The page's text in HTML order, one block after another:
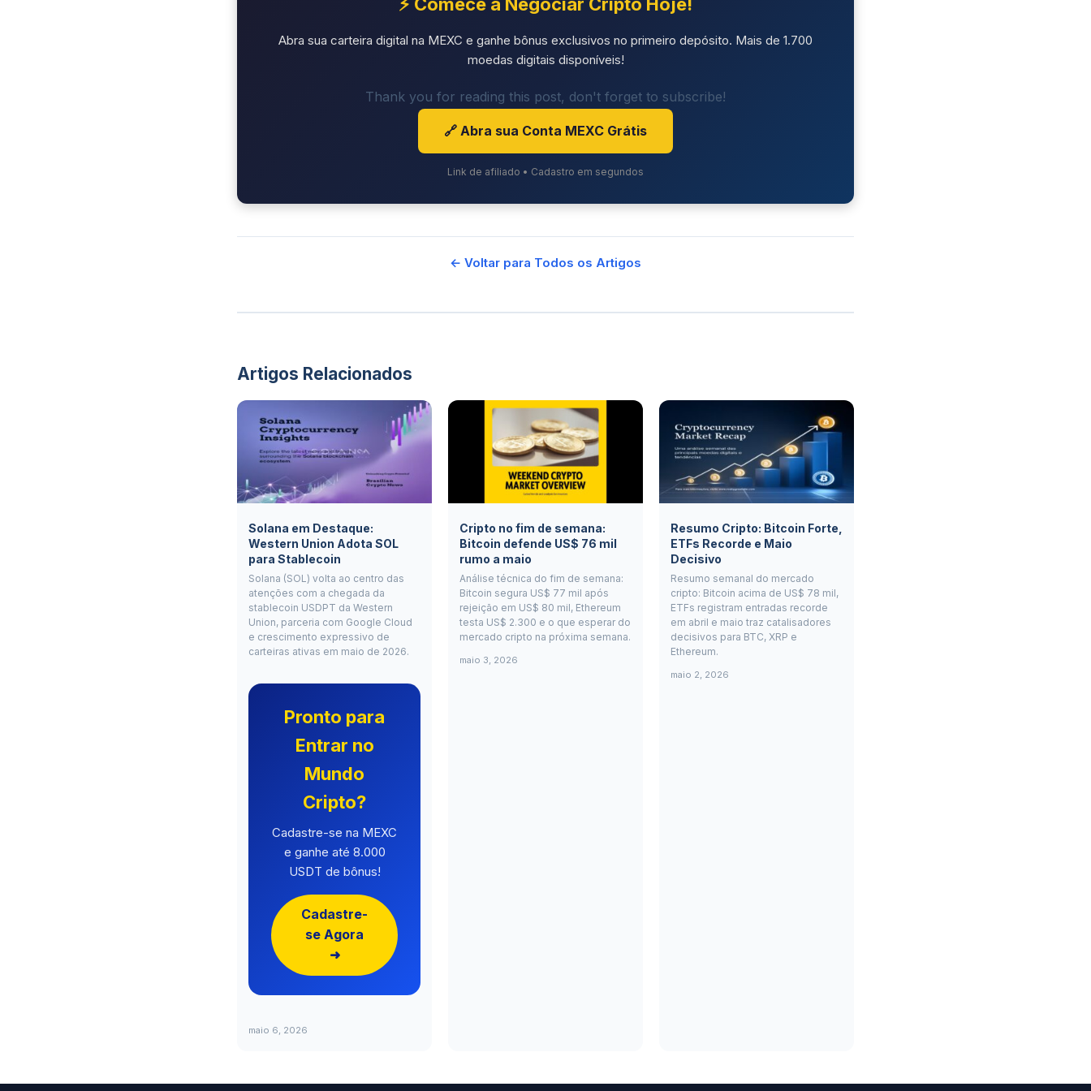
⚡ Comece a Negociar Cripto Hoje!
Abra sua carteira digital na MEXC e ganhe bônus exclusivos no primeiro depósito. Mais de 1.700
moedas digitais disponíveis!
Thank you for reading this post, don't forget to subscribe!
🔗 Abra sua Conta MEXC Grátis
Link de afiliado • Cadastro em segundos
← Voltar para Todos os Artigos
Artigos Relacionados
Solana em Destaque:
Western Union Adota SOL
para Stablecoin
Solana (SOL) volta ao centro das
atenções com a chegada da
stablecoin USDPT da Western
Union, parceria com Google Cloud
e crescimento expressivo de
carteiras ativas em maio de 2026.
Pronto para
Entrar no
Mundo
Cripto?
Cadastre-se na MEXC
e ganhe até 8.000
USDT de bônus!
Cadastre-
se Agora
➜
maio 6, 2026
Cripto no fim de semana:
Bitcoin defende US$ 76 mil
rumo a maio
Análise técnica do fim de semana:
Bitcoin segura US$ 77 mil após
rejeição em US$ 80 mil, Ethereum
testa US$ 2.300 e o que esperar do
mercado cripto na próxima semana.
maio 3, 2026
Resumo Cripto: Bitcoin Forte,
ETFs Recorde e Maio
Decisivo
Resumo semanal do mercado
cripto: Bitcoin acima de US$ 78 mil,
ETFs registram entradas recorde
em abril e maio traz catalisadores
decisivos para BTC, XRP e
Ethereum.
maio 2, 2026